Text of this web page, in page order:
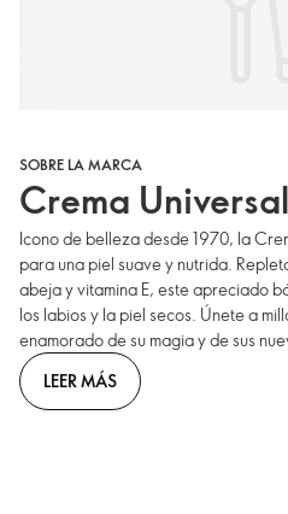
SOBRE LA MARCA
Crema Universal
Icono de belleza desde 1970, la
para una piel suave y nutrida.
abeja y vitamina E, este apreciado
los labios y la piel secos. Únete a
enamorado de su magia y de sus
LEER MÁS